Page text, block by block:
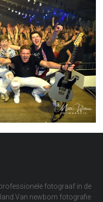
fotograaf in de
newborn fotografie